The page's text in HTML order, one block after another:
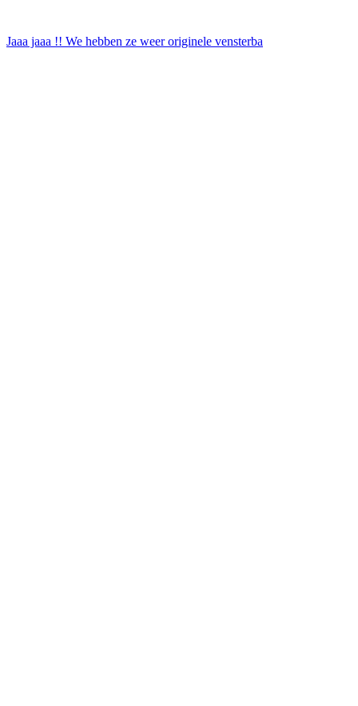
Jaaa jaaa !! We hebben ze weer originele vensterba